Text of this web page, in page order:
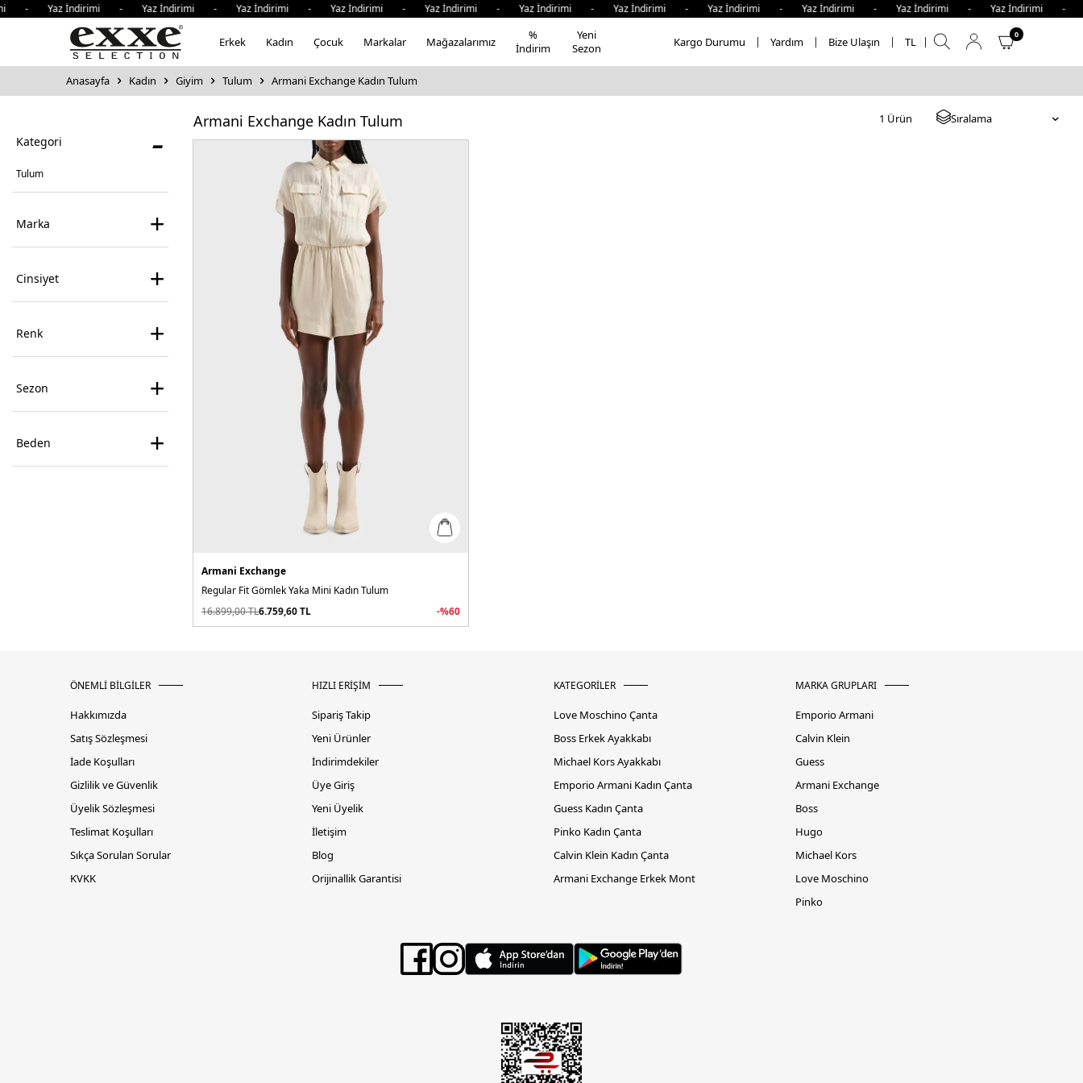
- Yaz İndirimi - Yaz İndirimi - Yaz İndirimi - Yaz İndirimi - Yaz İndirimi - Yaz İndirimi - Yaz İndirimi - Yaz İndirimi - Yaz İndirimi - Yaz İndirimi - Yaz
Erkek Kadın Çocuk Markalar Mağazalarımız
%
İndirim
Yeni
Sezon
Kargo Durumu Yardım Bize Ulaşın TL
0
Anasayfa Kadın Giyim Tulum Armani Exchange Kadın Tulum
Kategori -
Tulum
Cinsiyet +
Renk +
Sezon +
Marka +
Beden +
Armani Exchange Kadın Tulum 1 Ürün Sıralama
Armani Exchange
Regular Fit Gömlek Yaka Mini Kadın Tulum
16.899,00TL6.759,60TL -%60
ÖNEMLİ BİLGİLER
Hakkımızda
Satış Sözleşmesi
İade Koşulları
Gizlilik ve Güvenlik
Üyelik Sözleşmesi
Teslimat Koşulları
Sıkça Sorulan Sorular
KVKK
HIZLI ERİŞİM
Sipariş Takip
Yeni Ürünler
İndirimdekiler
Üye Giriş
Yeni Üyelik
İletişim
Blog
Orijinallik Garantisi
KATEGORİLER
Love Moschino Çanta
Boss Erkek Ayakkabı
Michael Kors Ayakkabı
Emporio Armani Kadın Çanta
Guess Kadın Çanta
Pinko Kadın Çanta
Calvin Klein Kadın Çanta
Armani Exchange Erkek Mont
MARKA GRUPLARI
Emporio Armani
Calvin Klein
Guess
Armani Exchange
Boss
Hugo
Michael Kors
Love Moschino
Pinko